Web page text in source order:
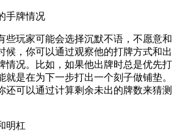
手牌情况
些玩家可能会选择沉默不语，不愿意和
候，你可以通过观察他的打牌方式和出
情况。比如，如果他出牌时总是优先打
就是在为下一步打出一个刻子做铺垫。
还可以通过计算剩余未出的牌数来猜测
明杠